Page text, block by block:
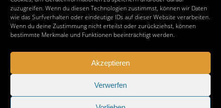
zuzugreifen. Wenn du diesen Technologien zustimmst, können wir Daten
wie das Surfverhalten oder eindeutige IDs auf dieser Website verarbeiten.
Wenn du deine Zustimmung nicht erteilst oder zurückziehst, können
bestimmte Merkmale und Funktionen beeinträchtigt werden.
Akzeptieren
Verwerfen